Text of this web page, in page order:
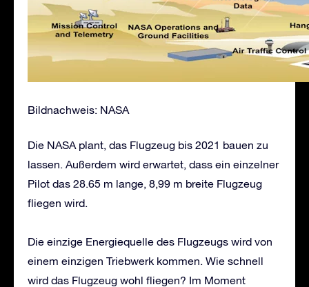
Bildnachweis: NASA
Die NASA plant, das Flugzeug bis 2021 bauen zu
lassen. Außerdem wird erwartet, dass ein einzelner
Pilot das 28.65 m lange, 8,99 m breite Flugzeug
fliegen wird.
Die einzige Energiequelle des Flugzeugs wird von
einem einzigen Triebwerk kommen. Wie schnell
wird das Flugzeug wohl fliegen? Im Moment